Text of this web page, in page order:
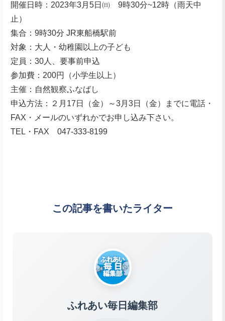
開催日時：2023年3月5日㈰ 9時30分~12時（雨天中
止）
集合：9時30分 JR東船橋駅前
対象：大人・幼稚園以上の子ども
定員：30人、要事前申込
参加費：200円（小学生以上）
主催：自然観察ふなばし
申込方法：２月17日（金）～3月3日（金）までに電話・
FAX・メールのいずれかでお申し込み下さい。
TEL・FAX 047-333-8199
この記事を書いたライター
ふれあい毎日編集部